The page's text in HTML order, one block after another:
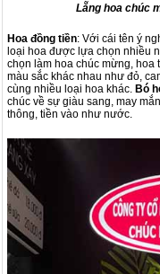
Lẵng hoa chúc
Hoa đồng tiền: Với cái tên ý
loại hoa được lựa chọn nhiều
chọn làm hoa chúc mừng, hoa
màu sắc khác nhau như đỏ,
cùng nhiều loại hoa khác. Bó
chúc về sự giàu sang, may
thông, tiền vào như nước.